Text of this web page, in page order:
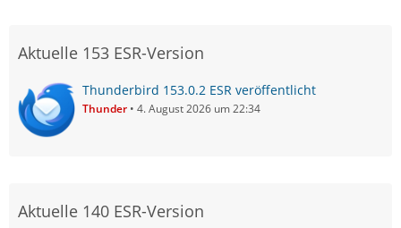
Aktuelle 153 ESR-Version
Thunderbird 153.0.2 ESR veröffentlicht
Thunder 4. August 2026 um 22:34
Aktuelle 140 ESR-Version